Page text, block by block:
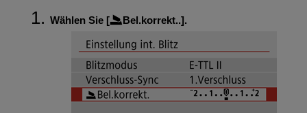
Wählen Sie [ Bel.korrekt..].